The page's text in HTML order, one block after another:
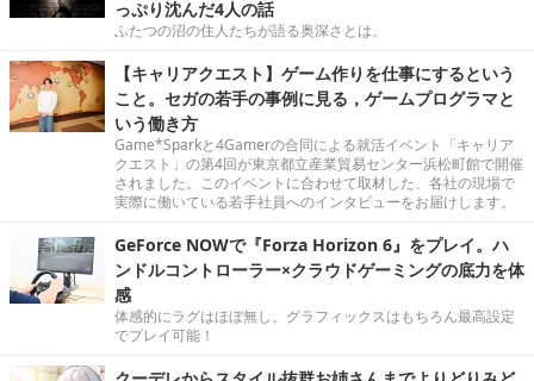
っぷり沈んだ4人の話
ふたつの沼の住人たちが語る奥深さとは。
【キャリアクエスト】ゲーム作りを仕事にするという
こと。セガの若手の事例に見る，ゲームプログラマと
いう働き方
Game*Sparkと4Gamerの合同による就活イベント「キャリア
クエスト」の第4回が東京都立産業貿易センター浜松町館で開催
されました。このイベントに合わせて取材した、各社の現場で
実際に働いている若手社員へのインタビューをお届けします。
GeForce NOWで『Forza Horizon 6』をプレイ。ハ
ンドルコントローラー×クラウドゲーミングの底力を体
感
体感的にラグはほぼ無し。グラフィックスはもちろん最高設定
でプレイ可能！